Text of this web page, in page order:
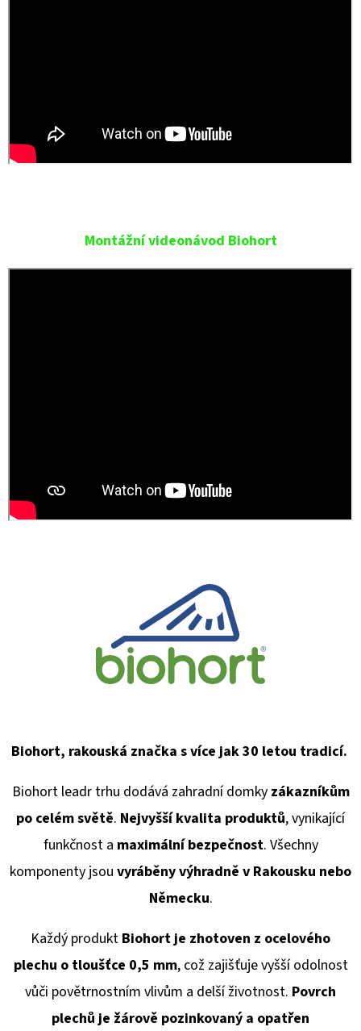
Montážní videonávod Biohort
Biohort, rakouská značka s více jak 30 letou tradicí.
Biohort leadr trhu dodává zahradní domky zákazníkům
po celém světě. Nejvyšší kvalita produktů, vynikající
funkčnost a maximální bezpečnost. Všechny
komponenty jsou vyráběny výhradně v Rakousku nebo
Německu.
Každý produkt Biohort je zhotoven z ocelového
plechu o tloušťce 0,5 mm, což zajišťuje vyšší odolnost
vůči povětrnostním vlivům a delší životnost. Povrch
plechů je žárově pozinkovaný a opatřen